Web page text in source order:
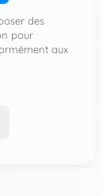
des
pour
aux